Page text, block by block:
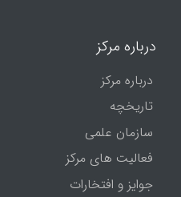
درباره مرکز
درباره مرکز
تاریخچه
سازمان علمی
فعالیت های مرکز
جوایز و افتخارات